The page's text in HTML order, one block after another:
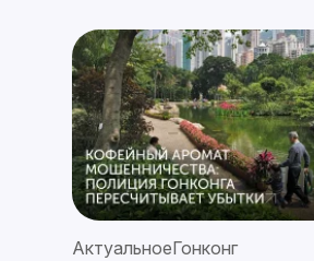
АктуальноеГонконг